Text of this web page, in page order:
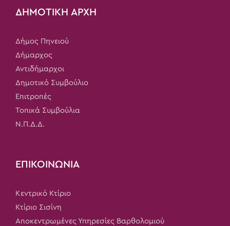
ΔΗΜΟΤΙΚΗ ΑΡΧΗ
Δήμος Πηνειού
Δήμαρχος
Αντιδήμαρχοι
Δημοτικό Συμβούλιο
Επιτροπές
Τοπικά Συμβούλια
Ν.Π.Δ.Δ.
ΕΠΙΚΟΙΝΩΝΙΑ
Κεντρικό Κτίριο
Κτίριο Σισίνη
Αποκεντρωμένες Υπηρεσίες Βαρθολομιού